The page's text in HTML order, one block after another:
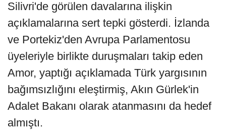
Silivri'de görülen davalarına ilişkin
açıklamalarına sert tepki gösterdi. İzlanda
ve Portekiz'den Avrupa Parlamentosu
üyeleriyle birlikte duruşmaları takip eden
Amor, yaptığı açıklamada Türk yargısının
bağımsızlığını eleştirmiş, Akın Gürlek'in
Adalet Bakanı olarak atanmasını da hedef
almıştı.